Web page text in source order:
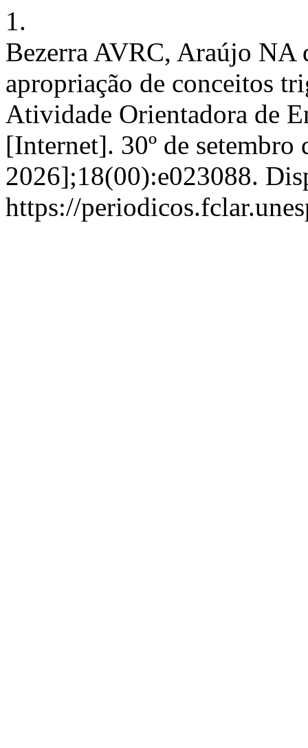
1.
Bezerra AVRC, Araújo NA
apropriação de conceitos
Atividade Orientadora de
[Internet]. 30º de setembro
2026];18(00):e023088.
https://